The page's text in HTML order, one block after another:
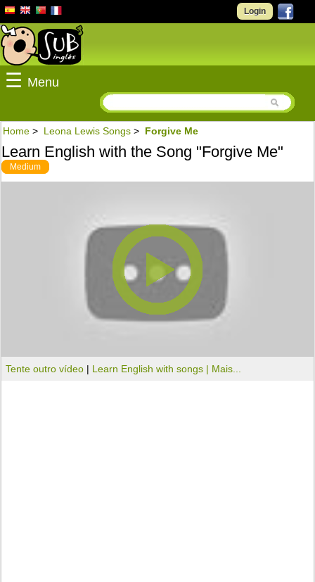
Login
☰ Menu
Home > Leona Lewis Songs > Forgive Me
Learn English with the Song "Forgive Me"
Medium
Tente outro vídeo | Learn English with songs | Mais...